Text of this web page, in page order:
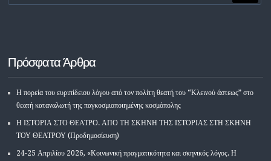
Πρόσφατα Άρθρα
Η πορεία του ευριπίδειου λόγου από τον πολίτη θεατή του “Κλεινού άστεως” στο
θεατή καταναλωτή της παγκοσμιοποιημένης κοσμόπολης
Η ΙΣΤΟΡΙΑ ΣΤΟ ΘΕΑΤΡΟ. ΑΠΟ ΤΗ ΣΚΗΝΗ ΤΗΣ ΙΣΤΟΡΙΑΣ ΣΤΗ ΣΚΗΝΗ
ΤΟΥ ΘΕΑΤΡΟΥ (Προδημοσίευση)
24-25 Απριλίου 2026, «Κοινωνική πραγματικότητα και σκηνικός λόγος. Η